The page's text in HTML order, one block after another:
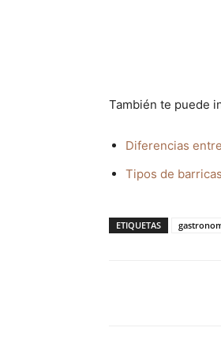
También te puede
Diferencias
Tipos de
ETIQUETAS